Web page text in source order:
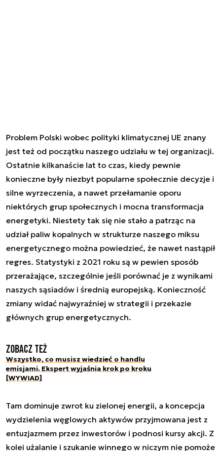
Problem Polski wobec polityki klimatycznej UE znany
jest też od początku naszego udziału w tej organizacji.
Ostatnie kilkanaście lat to czas, kiedy pewnie
konieczne były niezbyt popularne społecznie decyzje i
silne wyrzeczenia, a nawet przełamanie oporu
niektórych grup społecznych i mocna transformacja
energetyki. Niestety tak się nie stało a patrząc na
udział paliw kopalnych w strukturze naszego miksu
energetycznego można powiedzieć, że nawet nastąpił
regres. Statystyki z 2021 roku są w pewien sposób
przerażające, szczególnie jeśli porównać je z wynikami
naszych sąsiadów i średnią europejską. Konieczność
zmiany widać najwyraźniej w strategii i przekazie
głównych grup energetycznych.
Zobacz też
Wszystko, co musisz wiedzieć o handlu
emisjami. Ekspert wyjaśnia krok po kroku
[WYWIAD]
Tam dominuje zwrot ku zielonej energii, a koncepcja
wydzielenia węglowych aktywów przyjmowana jest z
entuzjazmem przez inwestorów i podnosi kursy akcji. Z
kolei użalanie i szukanie winnego w niczym nie pomoże